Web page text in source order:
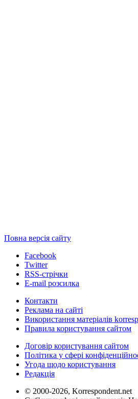
Повна версія сайту
Facebook
Twitter
RSS-стрічки
E-mail розсилка
Контакти
Реклама на сайті
Використання матеріалів
Правила користування сайтом
Договір користування сайтом
Політика у сфері
Угода щодо користування
Редакція
© 2000-2026, Korrespondent.net